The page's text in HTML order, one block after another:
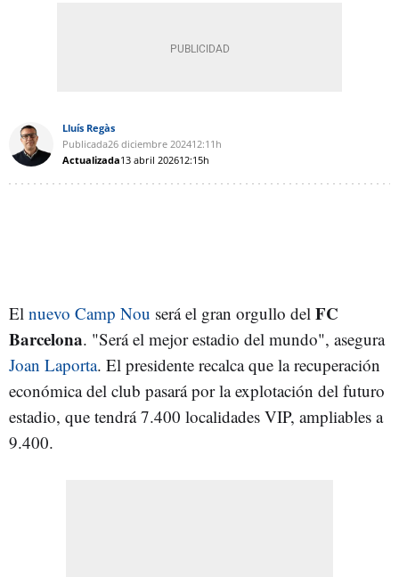
Lluís Regàs
Publicada26 diciembre 202412:11h
Actualizada13 abril 202612:15h
El nuevo Camp Nou será el gran orgullo del FC
Barcelona. "Será el mejor estadio del mundo", asegura
Joan Laporta. El presidente recalca que la recuperación
económica del club pasará por la explotación del futuro
estadio, que tendrá 7.400 localidades VIP, ampliables a
9.400.